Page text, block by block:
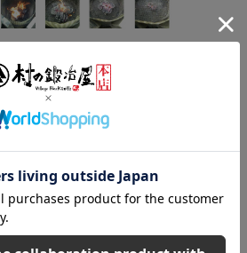
ので、薪ストーブではさらに燃焼時間が延
長します。